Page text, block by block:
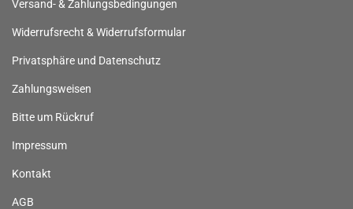
Versand- & Zahlungsbedingungen
Widerrufsrecht & Widerrufsformular
Privatsphäre und Datenschutz
Zahlungsweisen
Bitte um Rückruf
Impressum
Kontakt
AGB